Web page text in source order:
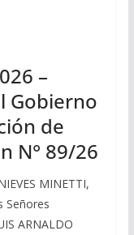
–
Gobierno
de
N° 89/26
MINETTI,
Señores
ARNALDO